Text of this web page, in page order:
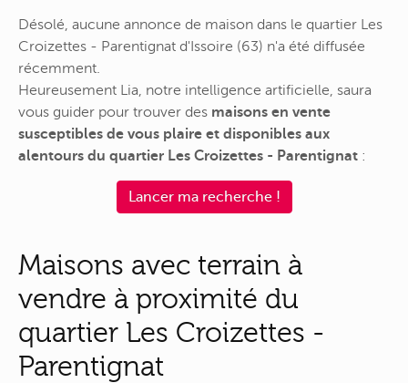
Désolé, aucune annonce de maison dans le quartier Les
Croizettes - Parentignat d'Issoire (63) n'a été diffusée
récemment.
Heureusement Lia, notre intelligence artificielle, saura
vous guider pour trouver des maisons en vente
susceptibles de vous plaire et disponibles aux
alentours du quartier Les Croizettes - Parentignat :
Lancer ma recherche !
Maisons avec terrain à
vendre à proximité du
quartier Les Croizettes -
Parentignat